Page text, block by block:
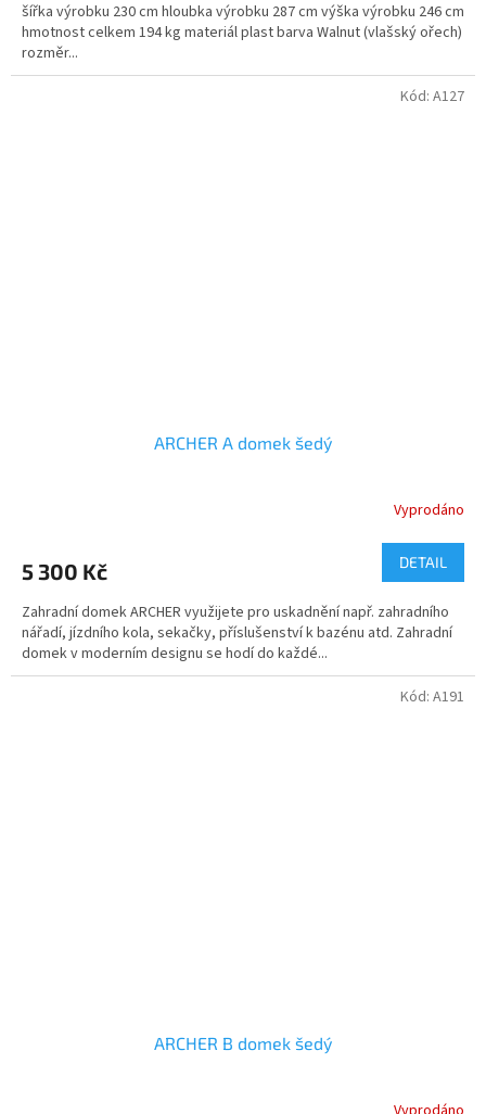
šířka výrobku 230 cm hloubka výrobku 287 cm výška výrobku 246 cm
hmotnost celkem 194 kg materiál plast barva Walnut (vlašský ořech)
rozměr...
ARCHER A domek šedý
Vyprodáno
5 300 Kč DETAIL
Zahradní domek ARCHER využijete pro uskadnění např. zahradního
nářadí, jízdního kola, sekačky, příslušenství k bazénu atd. Zahradní
domek v moderním designu se hodí do každé...
Kód: A127
ARCHER B domek šedý
Kód: A191